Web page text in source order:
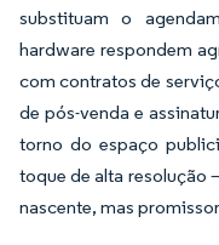
substituam o
hardware respondem
com contratos de
de pós-venda e
torno do espaço
toque de alta resolução
nascente, mas